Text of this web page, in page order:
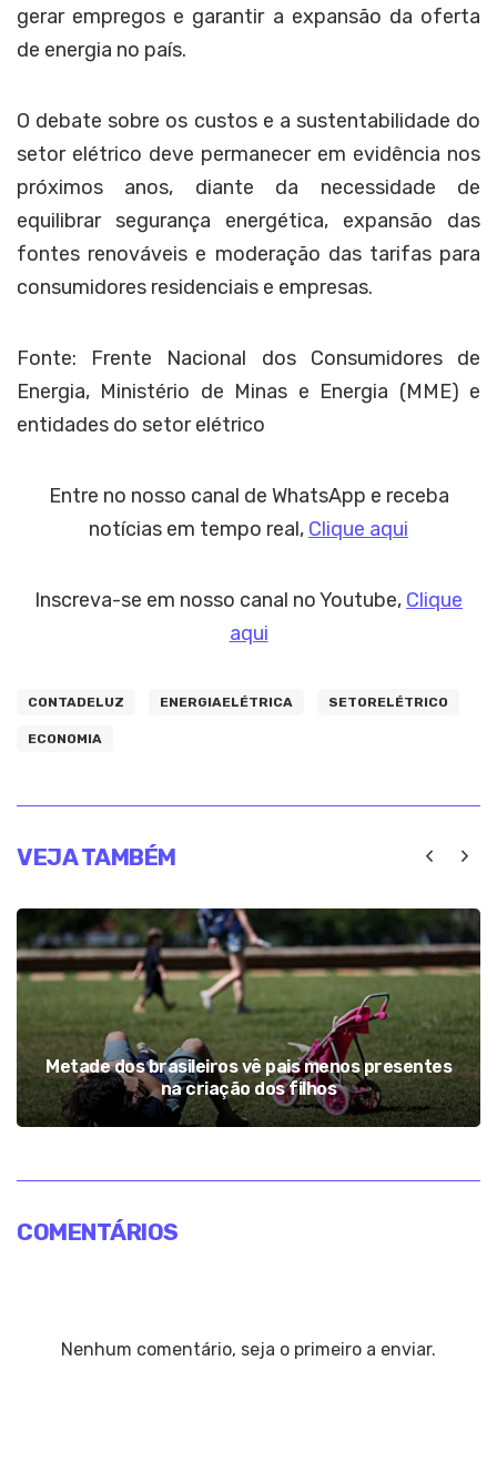
gerar empregos e garantir a expansão da oferta
de energia no país.
O debate sobre os custos e a sustentabilidade do
setor elétrico deve permanecer em evidência nos
próximos anos, diante da necessidade de
equilibrar segurança energética, expansão das
fontes renováveis e moderação das tarifas para
consumidores residenciais e empresas.
Fonte: Frente Nacional dos Consumidores de
Energia, Ministério de Minas e Energia (MME) e
entidades do setor elétrico
Entre no nosso canal de WhatsApp e receba
notícias em tempo real, Clique aqui
Inscreva-se em nosso canal no Youtube, Clique
aqui
CONTADELUZ ENERGIAELÉTRICA SETORELÉTRICO
ECONOMIA
VEJA TAMBÉM
Metade dos brasileiros vê pais menos presentes
na criação dos filhos
COMENTÁRIOS
Nenhum comentário, seja o primeiro a enviar.